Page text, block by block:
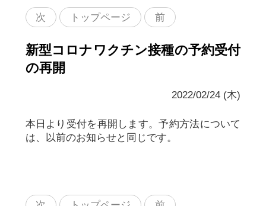
次 トップページ 前
新型コロナワクチン接種の予約受付
の再開
2022/02/24 (木)
本日より受付を再開します。予約方法について
は、以前のお知らせと同じです。